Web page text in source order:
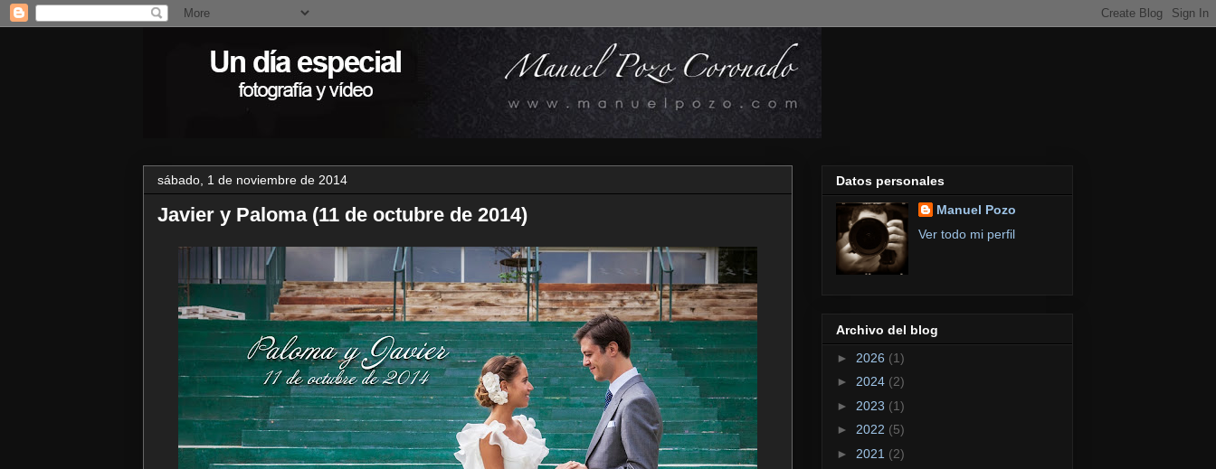
sábado, 1 de noviembre de 2014
Javier y Paloma (11 de octubre de 2014)
Datos personales
Manuel Pozo
Ver todo mi perfil
Archivo del blog
► 2026 (1)
► 2024 (2)
► 2023 (1)
► 2022 (5)
► 2021 (2)